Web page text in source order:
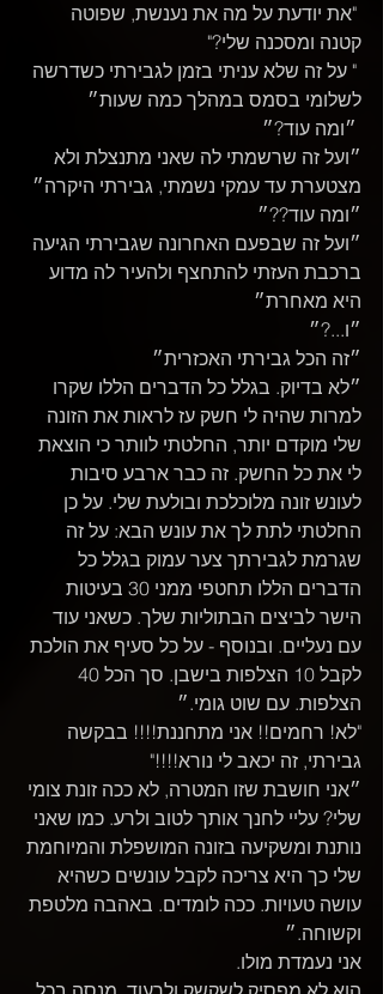
"את יודעת על מה את נענשת, שפוטה
קטנה ומסכנה שלי?"
" על זה שלא עניתי בזמן לגבירתי כשדרשה
לשלומי בסמס במהלך כמה שעות״
״ועל זה שרשמתי לה שאני מתנצלת ולא
מצטערת עד עמקי נשמתי, גבירתי היקרה״
״ומה עוד??״
״ועל זה שבפעם האחרונה שגבירתי הגיעה
ברכבת העזתי להתחצף ולהעיר לה מדוע
היא מאחרת״
״ו...?״
״זה הכל גבירתי האכזרית״
״לא בדיוק. בגלל כל הדברים הללו שקרו
למרות שהיה לי חשק עז לראות את הזונה
שלי מוקדם יותר, החלטתי לוותר כי הוצאת
לי את כל החשק. זה כבר ארבע סיבות
לעונש זונה מלוכלכת ובולעת שלי. על כן
החלטתי לתת לך את עונש הבא: על זה
שגרמת לגבירתך צער עמוק בגלל כל
הדברים הללו תחטפי ממני 30 בעיטות
הישר לביצים הבתוליות שלך. כשאני עוד
עם נעליים. ובנוסף - על כל סעיף את הולכת
הצלפות. עם שוט גומי.״
"לא! רחמים!! אני מתחננת!!!! בבקשה
גבירתי, זה יכאב לי נורא!!!!"
״אני חושבת שזו המטרה, לא ככה זונת צומי
שלי? עליי לחנך אותך לטוב ולרע. כמו שאני
נותנת ומשקיעה בזונה המושפלת והמיוחמת
שלי כך היא צריכה לקבל עונשים כשהיא
עושה טעויות. ככה לומדים. באהבה מלטפת
וקשוחה.״
אני נעמדת מולו.